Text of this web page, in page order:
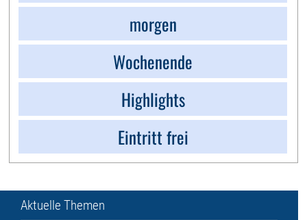
morgen
Wochenende
Highlights
Eintritt frei
Aktuelle Themen